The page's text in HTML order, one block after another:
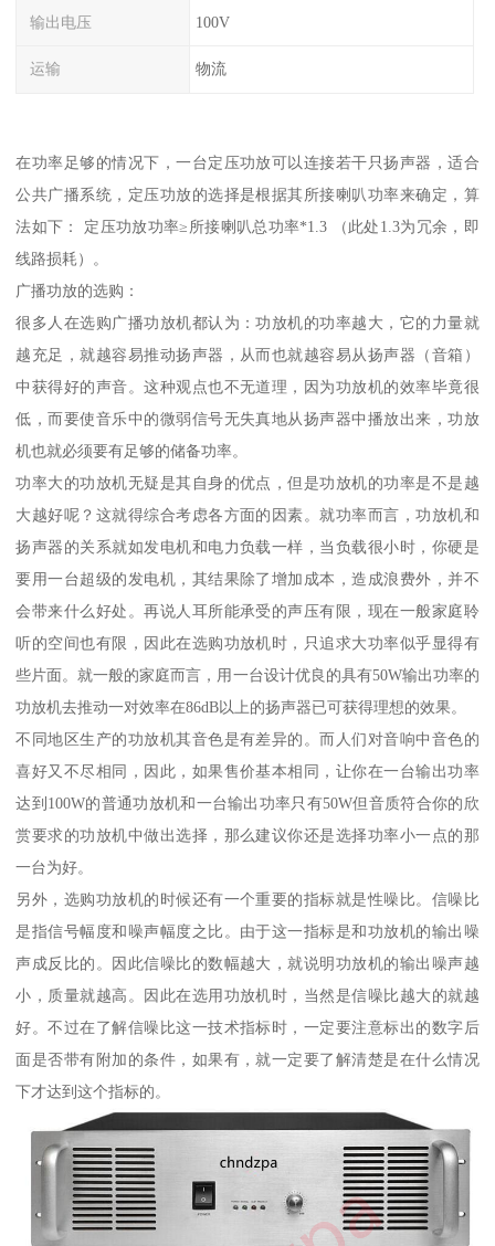
输出电压 100V
运输 物流
在功率足够的情况下，一台定压功放可以连接若干只扬声器，适合
公共广播系统，定压功放的选择是根据其所接喇叭功率来确定，算
法如下： 定压功放功率≥所接喇叭总功率*1.3 （此处1.3为冗余，即
线路损耗）。
广播功放的选购：
很多人在选购广播功放机都认为：功放机的功率越大，它的力量就
越充足，就越容易推动扬声器，从而也就越容易从扬声器（音箱）
中获得好的声音。这种观点也不无道理，因为功放机的效率毕竟很
低，而要使音乐中的微弱信号无失真地从扬声器中播放出来，功放
机也就必须要有足够的储备功率。
功率大的功放机无疑是其自身的优点，但是功放机的功率是不是越
大越好呢？这就得综合考虑各方面的因素。就功率而言，功放机和
扬声器的关系就如发电机和电力负载一样，当负载很小时，你硬是
要用一台超级的发电机，其结果除了增加成本，造成浪费外，并不
会带来什么好处。再说人耳所能承受的声压有限，现在一般家庭聆
听的空间也有限，因此在选购功放机时，只追求大功率似乎显得有
些片面。就一般的家庭而言，用一台设计优良的具有50W输出功率的
功放机去推动一对效率在86dB以上的扬声器已可获得理想的效果。
不同地区生产的功放机其音色是有差异的。而人们对音响中音色的
喜好又不尽相同，因此，如果售价基本相同，让你在一台输出功率
达到100W的普通功放机和一台输出功率只有50W但音质符合你的欣
赏要求的功放机中做出选择，那么建议你还是选择功率小一点的那
一台为好。
另外，选购功放机的时候还有一个重要的指标就是性噪比。信噪比
是指信号幅度和噪声幅度之比。由于这一指标是和功放机的输出噪
声成反比的。因此信噪比的数幅越大，就说明功放机的输出噪声越
小，质量就越高。因此在选用功放机时，当然是信噪比越大的就越
好。不过在了解信噪比这一技术指标时，一定要注意标出的数字后
面是否带有附加的条件，如果有，就一定要了解清楚是在什么情况
下才达到这个指标的。